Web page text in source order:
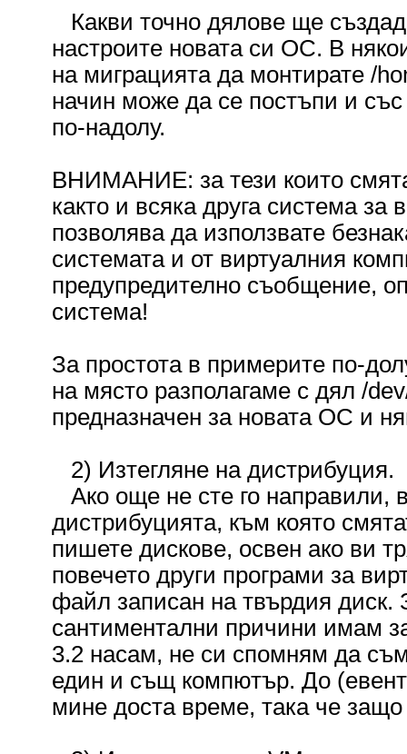
Какви точно дялове ще
настроите новата си ОС. В
на миграцията да монтирате /
начин може да се постъпи и
по-надолу.
ВНИМАНИЕ: за тези които
както и всяка друга система
позволява да използвате
системата и от виртуалния
предупредително съобщение,
система!
За простота в примерите по-
на място разполагаме с дял /
предназначен за новата ОС и
2) Изтегляне на дистрибуция.
Ако още не сте го направили,
дистрибуцията, към която
пишете дискове, освен ако ви
повечето други програми за
файл записан на твърдия
сантиментални причини имам
3.2 насам, не си спомням да
един и същ компютър. До
мине доста време, така че